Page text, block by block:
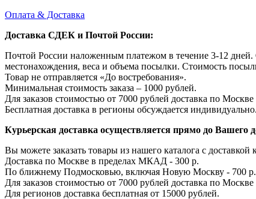
Оплата & Доставка
Доставка СДЕК и Почтой России:
Почтой России наложенным платежом в течение 3-12
местонахождения, веса и объема посылки. Стоимость
Товар не отправляется «До востребования».
Минимальная стоимость заказа – 1000 рублей.
Для заказов стоимостью от 7000 рублей доставка по Москве
Бесплатная доставка в регионы обсуждается индивидуально.
Курьерская доставка осуществляется прямо до Вашего
Вы можете заказать товары из нашего каталога с доставкой
Доставка по Москве в пределах МКАД - 300 р.
По ближнему Подмосковью, включая Новую Москву - 700 р.
Для заказов стоимостью от 7000 рублей доставка по Москве
Для регионов доставка бесплатная от 15000 рублей.